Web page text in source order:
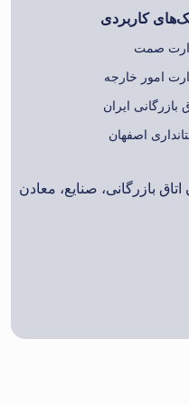
کاربردی
صمت
امور خارجه
بازرگانی ایران
اصفهان
بازرگانی، صنایع، معادن